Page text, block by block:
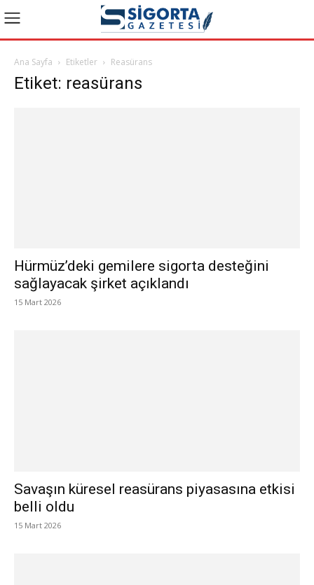
Ana Sayfa Etiketler Reasürans
Etiket: reasürans
Hürmüz’deki gemilere sigorta desteğini
sağlayacak şirket açıklandı
15 Mart 2026
Savaşın küresel reasürans piyasasına etkisi
belli oldu
15 Mart 2026